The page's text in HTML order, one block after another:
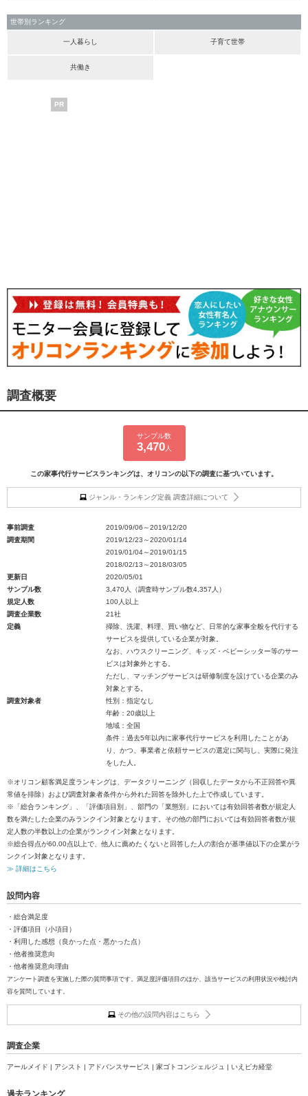
世帯別ランキング
一人暮らし 子育て世帯
共働き
PR
調査概要
サンプル数
3,470人
この家事代行サービスランキングは、オリコンの以下の調査に基づいています。
ジャンル・ランキング定義 調査詳細について
事前調査
2019/09/06～2019/12/20
調査期間
2019/12/23～2020/01/14
2019/01/04～2019/01/15
2018/02/13～2018/03/05
更新日
2020/05/01
サンプル数
3,470人（調査時サンプル数4,357人）
規定人数
100人以上
調査企業数
21社
定義
掃除、洗濯、料理、買い物など、日常的な家事全般を代行する
サービスを提供している企業が対象。
なお、ハウスクリーニング、キッズ・ベビーシッター等のサー
ビスは対象外とする。
ただし、マッチングサービスは研修制度を設けている企業のみ
対象とする。
調査対象者
性別：指定なし
年齢：20歳以上
地域：全国
条件：過去5年以内に家事代行サービスを利用したことがあ
り、かつ、事業者と依頼サービスの選定に関与し、実際に発注
をした人。
※オリコン顧客満足度ランキングは、データクリーニング（回収したデータから不正回答や異
常値を排除）および調査対象者条件から外れた回答を除外した上で作成しています。
※「総合ランキング」、「評価項目別」、部門の「業態別」においては有効回答者数が規定人
数を満たした企業のみランクイン対象となります。その他の部門においては有効回答者数が規
定人数の半数以上の企業がランクイン対象となります。
※総合得点が60.00点以上で、他人に薦めたくないと回答した人の割合が基準値以下の企業がラ
ンクイン対象となります。
≫ 詳細はこちら
設問内容
・総合満足度
・評価項目（小項目）
・利用した感想（良かった点・悪かった点）
・他者推奨意向
・他者推奨意向理由
アンケート調査を実施した際の質問事項です。満足度評価項目のほか、該当サービスの利用状況や検討内
容を質問しています。
その他の設問内容はこちら
調査企業
アールメイド | アシスト | アドバンスサービス | 家ゴトコンシェルジュ | いえピカ経堂